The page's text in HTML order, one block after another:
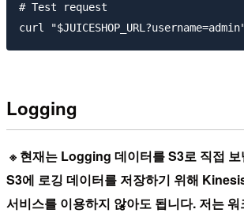
# Test request
Logging
※ 현재는 Logging 데이터를 S3로 직접 보
S3에 로깅 데이터를 저장하기 위해
서비스를 이용하지 않아도 됩니다. 저는